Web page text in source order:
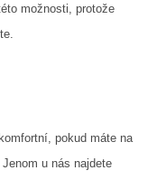
možnosti, protože
pokud máte na
u nás najdete